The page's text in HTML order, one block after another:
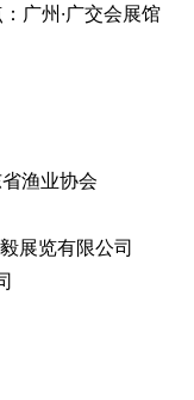
州·广交会展馆
渔业协会
展览有限公司